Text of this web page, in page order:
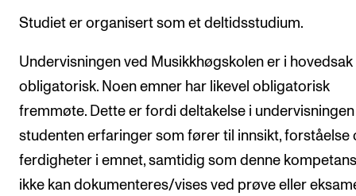
Studiet er organisert som et deltidsstudium.
Undervisningen ved Musikkhøgskolen er i hovedsak
obligatorisk. Noen emner har likevel obligatorisk
fremmøte. Dette er fordi deltakelse i
studenten erfaringer som fører til innsikt, forståelse
ferdigheter i emnet, samtidig som denne
ikke kan dokumenteres/vises ved prøve eller